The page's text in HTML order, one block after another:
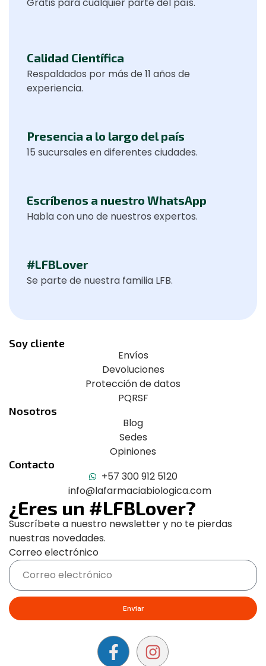
Gratis para cualquier parte del país.
Calidad Científica
Respaldados por más de 11 años de
experiencia.
Presencia a lo largo del país
15 sucursales en diferentes ciudades.
Escríbenos a nuestro WhatsApp
Habla con uno de nuestros expertos.
#LFBLover
Se parte de nuestra familia LFB.
Soy cliente
Envíos
Devoluciones
Protección de datos
PQRSF
Nosotros
Blog
Sedes
Opiniones
Contacto
+57 300 912 5120
info@lafarmaciabiologica.com
¿Eres un #LFBLover?
Suscríbete a nuestro newsletter y no te pierdas
nuestras novedades.
Correo electrónico
Enviar